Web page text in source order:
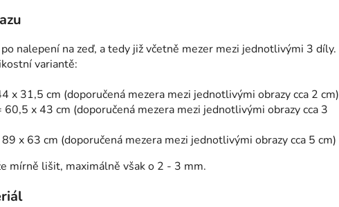
nalepení na zeď, a tedy již včetně mezer mezi jednotlivými 3 díly.
variantě:
x 31,5 cm (doporučená mezera mezi jednotlivými obrazy cca 2 cm)
60,5 x 43 cm (doporučená mezera mezi jednotlivými obrazy cca 3
x 63 cm (doporučená mezera mezi jednotlivými obrazy cca 5 cm)
mírně lišit, maximálně však o 2 - 3 mm.